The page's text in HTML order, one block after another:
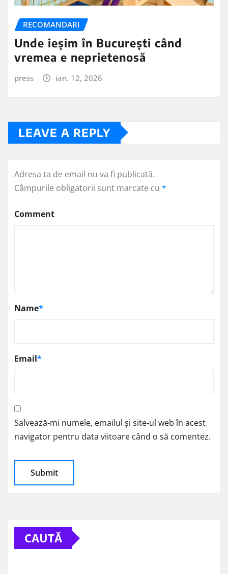
RECOMANDARI
Unde ieșim în București când
vremea e neprietenosă
press ian. 12, 2026
LEAVE A REPLY
Adresa ta de email nu va fi publicată.
Câmpurile obligatorii sunt marcate cu *
Comment
Name*
Email*
Salvează-mi numele, emailul și site-ul web în acest
navigator pentru data viitoare când o să comentez.
CAUTĂ